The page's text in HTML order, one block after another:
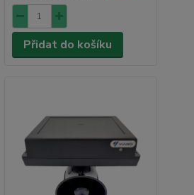
Přidat do košíku